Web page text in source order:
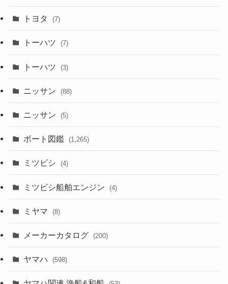
トヨタ (7)
トーハツ (7)
トーハツ (3)
ニッサン (88)
ニッサン (5)
ボート図鑑 (1,265)
ミツビシ (4)
ミツビシ船舶エンジン (4)
ミヤマ (8)
メーカーカタログ (200)
ヤマハ (598)